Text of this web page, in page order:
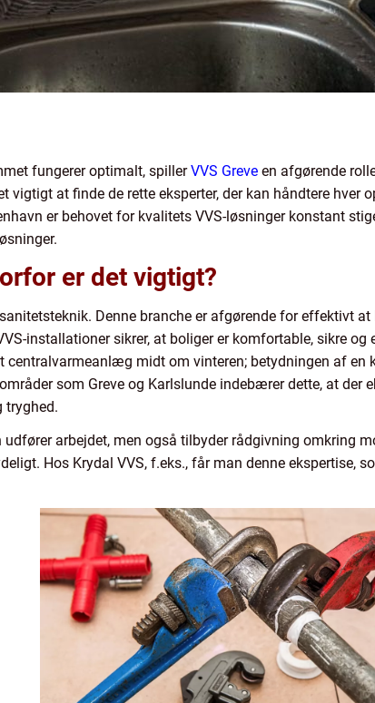
fungerer optimalt, spillerVVS Greve en afgørende
at finde de rette eksperter, der kan håndtere hver
er behovet for kvalitets VVS-løsninger konstant
er det vigtigt?
Denne branche er afgørende for effektivt
installationer sikrer, at boliger er komfortable, sikre og
centralvarmeanlæg midt om vinteren; betydningen af en
som Greve og Karlslunde indebærer dette, at der
tryghed.
arbejdet, men også tilbyder rådgivning omkring
Hos Krydal VVS, f.eks., får man denne ekspertise,